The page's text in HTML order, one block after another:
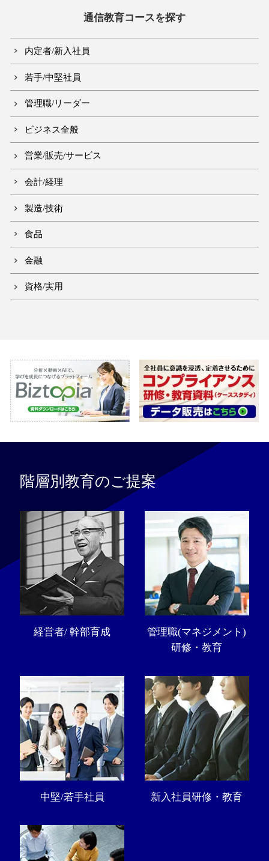
通信教育コースを探す
内定者/新入社員
若手/中堅社員
管理職/リーダー
ビジネス全般
営業/販売/サービス
会計/経理
製造/技術
食品
金融
資格/実用
階層別教育のご提案
経営者/ 幹部育成
管理職(マネジメント)
研修・教育
中堅/若手社員 新入社員研修・教育